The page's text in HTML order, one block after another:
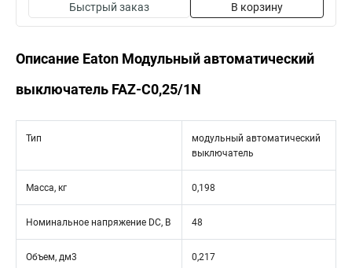
Быстрый заказ В корзину
Описание Eaton Модульный автоматический
выключатель FAZ-C0,25/1N
Тип
модульный автоматический
выключатель
Масса, кг 0,198
Номинальное напряжение DC, В 48
Объем, дм3 0,217